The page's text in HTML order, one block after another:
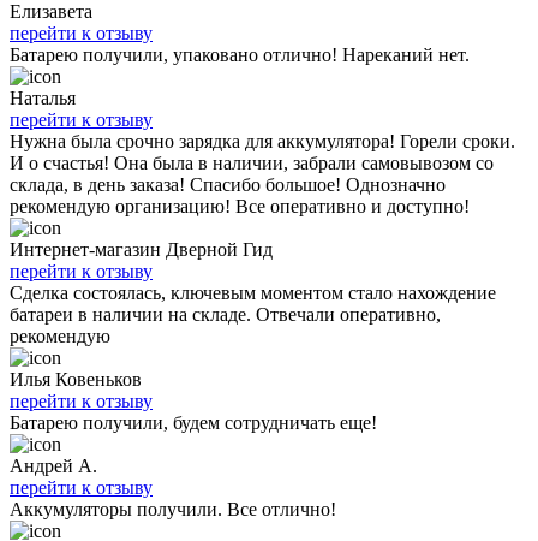
Елизавета
перейти к отзыву
Батарею получили, упаковано отлично! Нареканий нет.
Наталья
перейти к отзыву
Нужна была срочно зарядка для аккумулятора! Горели сроки.
И о счастья! Она была в наличии, забрали самовывозом со
склада, в день заказа! Спасибо большое! Однозначно
рекомендую организацию! Все оперативно и доступно!
Интернет-магазин Дверной Гид
перейти к отзыву
Сделка состоялась, ключевым моментом стало нахождение
батареи в наличии на складе. Отвечали оперативно,
рекомендую
Илья Ковеньков
перейти к отзыву
Батарею получили, будем сотрудничать еще!
Андрей А.
перейти к отзыву
Аккумуляторы получили. Все отлично!